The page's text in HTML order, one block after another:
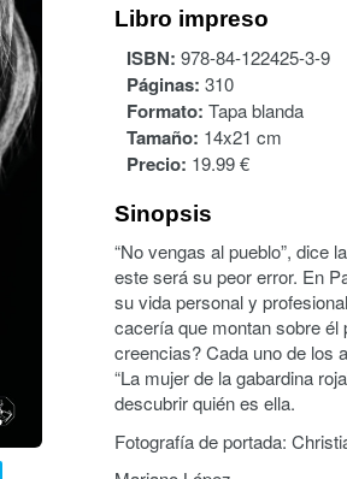
Libro impreso
ISBN: 978-84-122425-3-9
Páginas: 310
Formato: Tapa blanda
Tamaño: 14x21 cm
Precio: 19.99 €
Sinopsis
“No vengas al pueblo”, dice
este será su peor error. En
su vida personal y
cacería que montan sobre
creencias? Cada uno de los
“La mujer de la gabardina
descubrir quién es ella.
Fotografía de portada: